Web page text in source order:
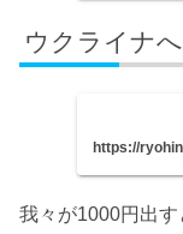
ウクライナ
https://
我々が1000円出